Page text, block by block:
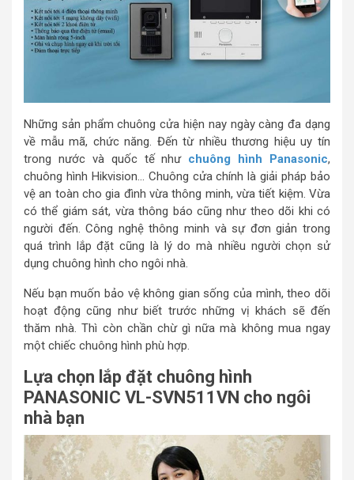
Những sản phẩm chuông cửa hiện nay ngày càng đa dạng
về mẫu mã, chức năng. Đến từ nhiều thương hiệu uy tín
trong nước và quốc tế như chuông hình Panasonic,
chuông hình Hikvision… Chuông cửa chính là giải pháp bảo
vệ an toàn cho gia đình vừa thông minh, vừa tiết kiệm. Vừa
có thể giám sát, vừa thông báo cũng như theo dõi khi có
người đến. Công nghệ thông minh và sự đơn giản trong
quá trình lắp đặt cũng là lý do mà nhiều người chọn sử
dụng chuông hình cho ngôi nhà.
Nếu bạn muốn bảo vệ không gian sống của mình, theo dõi
hoạt động cũng như biết trước những vị khách sẽ đến
thăm nhà. Thì còn chần chừ gì nữa mà không mua ngay
một chiếc chuông hình phù hợp.
Lựa chọn lắp đặt chuông hình
PANASONIC VL-SVN511VN cho ngôi
nhà bạn